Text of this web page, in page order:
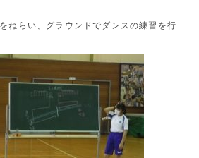
ねらい、グラウンドでダンスの練習を行